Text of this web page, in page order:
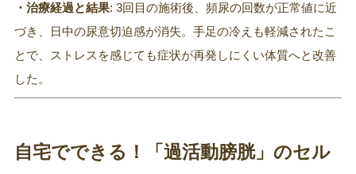
・治療経過と結果: 3回目の施術後、頻尿の回数が正常値に近
づき、日中の尿意切迫感が消失。手足の冷えも軽減されたこ
とで、ストレスを感じても症状が再発しにくい体質へと改善
した。
自宅でできる！「過活動膀胱」のセル